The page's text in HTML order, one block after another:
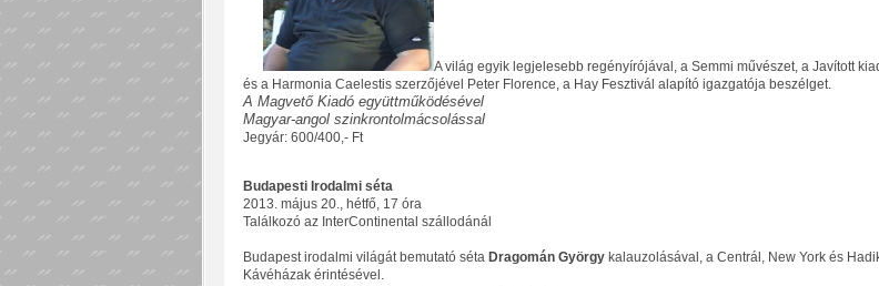
A világ egyik legjelesebb regényírójával, a Semmi művészet, a Javított
és a Harmonia Caelestis szerzőjével Peter Florence, a Hay Fesztivál alapító igazgatója beszélget.
A Magvető Kiadó együttműködésével
Magyar-angol szinkrontolmácsolással
Jegyár: 600/400,- Ft
Budapesti Irodalmi séta
2013. május 20., hétfő, 17 óra
Találkozó az InterContinental szállodánál
Budapest irodalmi világát bemutató séta Dragomán Györgykalauzolásával, a Centrál, New York és
Kávéházak érintésével.